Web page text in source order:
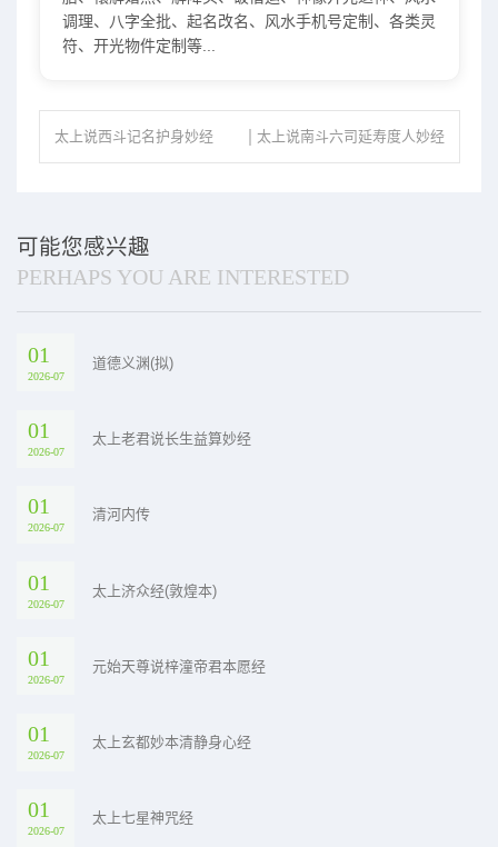
调理、八字全批、起名改名、风水手机号定制、各类灵
符、开光物件定制等...
太上说西斗记名护身妙经 太上说南斗六司延寿度人妙经
可能您感兴趣
PERHAPS YOU ARE INTERESTED
01
2026-07
道德义渊(拟)
01
2026-07
太上老君说长生益算妙经
01
2026-07
清河内传
01
2026-07
太上济众经(敦煌本)
01
2026-07
元始天尊说梓潼帝君本愿经
01
2026-07
太上玄都妙本清静身心经
01
2026-07
太上七星神咒经